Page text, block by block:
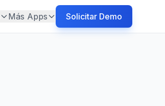
Más Apps Solicitar Demo